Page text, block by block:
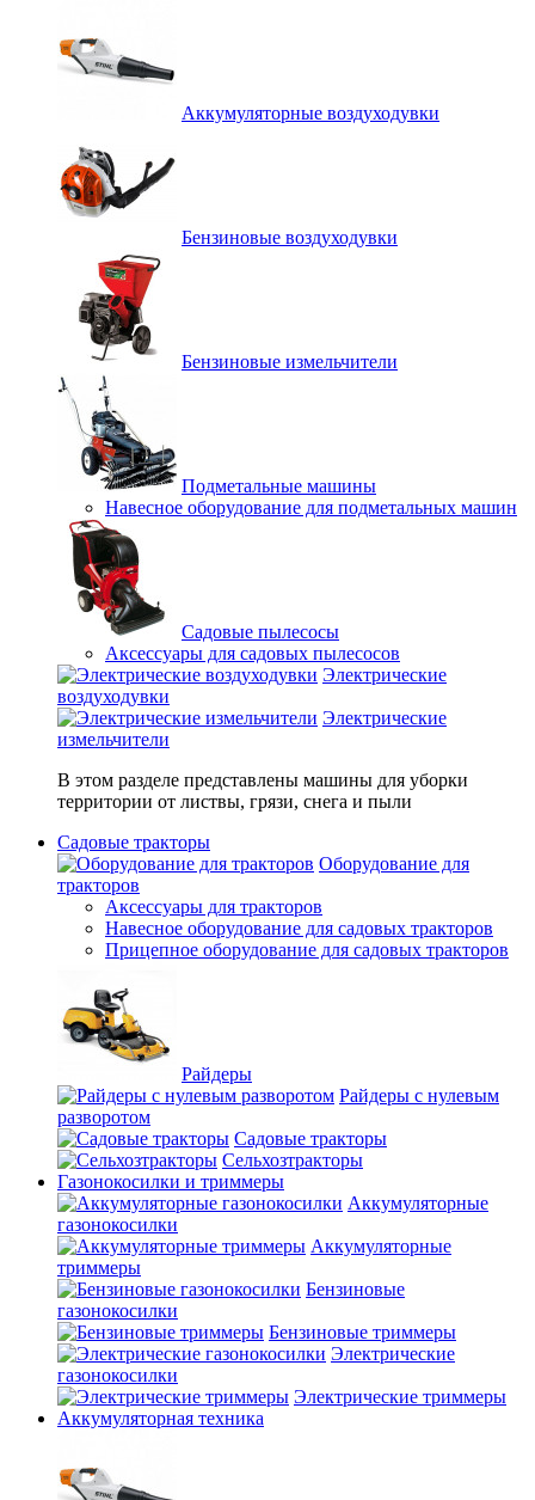
Аккумуляторные воздуходувки
Бензиновые воздуходувки
Бензиновые измельчители
Подметальные машины
Навесное оборудование для подметальных машин
Садовые пылесосы
Аксессуары для садовых пылесосов
Электрические
воздуходувки
Электрические
измельчители
В этом разделе представлены машины для уборки
территории от листвы, грязи, снега и пыли
Садовые тракторы
Оборудование для
тракторов
Аксессуары для тракторов
Навесное оборудование для садовых тракторов
Прицепное оборудование для садовых тракторов
Райдеры
Райдеры с нулевым
разворотом
Садовые тракторы
Сельхозтракторы
Газонокосилки и триммеры
Аккумуляторные
газонокосилки
Аккумуляторные
триммеры
Бензиновые
газонокосилки
Бензиновые триммеры
Электрические
газонокосилки
Электрические триммеры
Аккумуляторная техника